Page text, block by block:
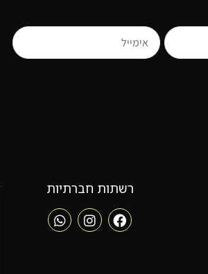
רשתות חברתיות